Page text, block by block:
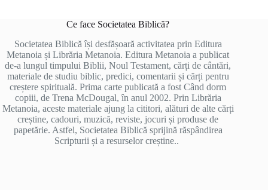
Ce face Societatea Biblică?
Societatea Biblică își desfășoară activitatea prin Editura
Metanoia și Librăria Metanoia. Editura Metanoia a publicat
de-a lungul timpului Biblii, Noul Testament, cărți de cântări,
materiale de studiu biblic, predici, comentarii și cărți pentru
creștere spirituală. Prima carte publicată a fost Când dorm
copiii, de Trena McDougal, în anul 2002. Prin Librăria
Metanoia, aceste materiale ajung la cititori, alături de alte cărți
creștine, cadouri, muzică, reviste, jocuri și produse de
papetărie. Astfel, Societatea Biblică sprijină răspândirea
Scripturii și a resurselor creștine..